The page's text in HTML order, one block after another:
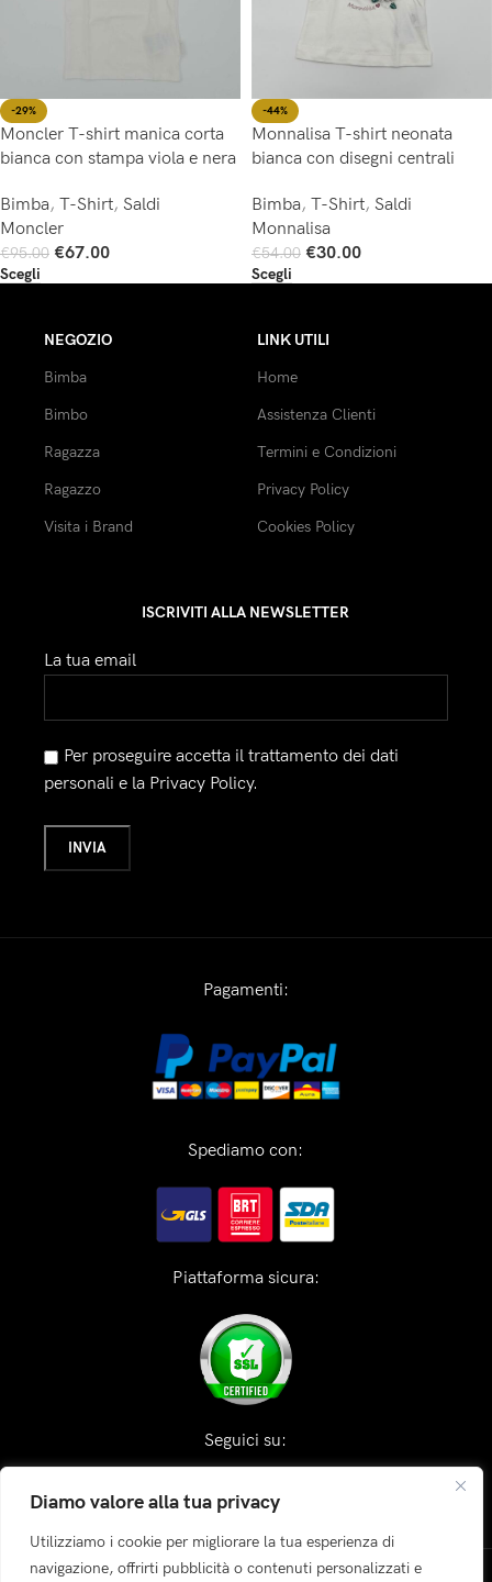
Diamo valore alla tua privacy
Utilizziamo i cookie per migliorare la tua esperienza di
navigazione, offrirti pubblicità o contenuti personalizzati e
-29%
Moncler T-shirt manica corta
bianca con stampa viola e nera
Bimba, T-Shirt, Saldi
Moncler
€95.00 €67.00
Scegli
-44%
Monnalisa T-shirt neonata
bianca con disegni centrali
Bimba, T-Shirt, Saldi
Monnalisa
€54.00 €30.00
Scegli
NEGOZIO
Bimba
Bimbo
Ragazza
Ragazzo
Visita i Brand
LINK UTILI
Home
Assistenza Clienti
Termini e Condizioni
Privacy Policy
Cookies Policy
ISCRIVITI ALLA NEWSLETTER
La tua email
Per proseguire accetta il trattamento dei dati
personali e la Privacy Policy.
Pagamenti:
Spediamo con:
Piattaforma sicura:
Seguici su: